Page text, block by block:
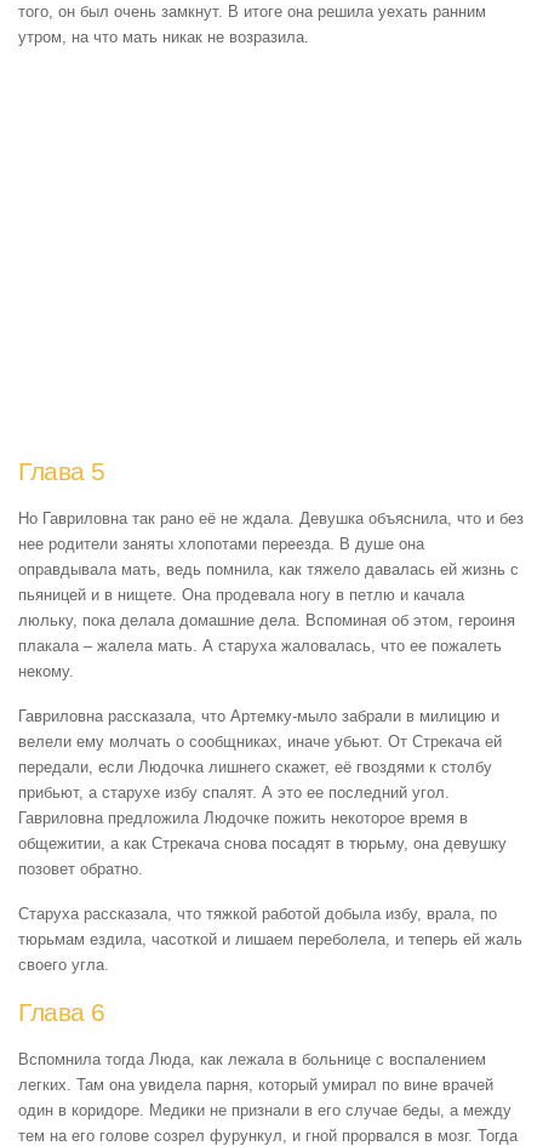
того, он был очень замкнут. В итоге она решила уехать ранним
утром, на что мать никак не возразила.
Глава 5
Но Гавриловна так рано её не ждала. Девушка объяснила, что и без
нее родители заняты хлопотами переезда. В душе она
оправдывала мать, ведь помнила, как тяжело давалась ей жизнь с
пьяницей и в нищете. Она продевала ногу в петлю и качала
люльку, пока делала домашние дела. Вспоминая об этом, героиня
плакала – жалела мать. А старуха жаловалась, что ее пожалеть
некому.
Гавриловна рассказала, что Артемку-мыло забрали в милицию и
велели ему молчать о сообщниках, иначе убьют. От Стрекача ей
передали, если Людочка лишнего скажет, её гвоздями к столбу
прибьют, а старухе избу спалят. А это ее последний угол.
Гавриловна предложила Людочке пожить некоторое время в
общежитии, а как Стрекача снова посадят в тюрьму, она девушку
позовет обратно.
Старуха рассказала, что тяжкой работой добыла избу, врала, по
тюрьмам ездила, часоткой и лишаем переболела, и теперь ей жаль
своего угла.
Глава 6
Вспомнила тогда Люда, как лежала в больнице с воспалением
легких. Там она увидела парня, который умирал по вине врачей
один в коридоре. Медики не признали в его случае беды, а между
тем на его голове созрел фурункул, и гной прорвался в мозг. Тогда